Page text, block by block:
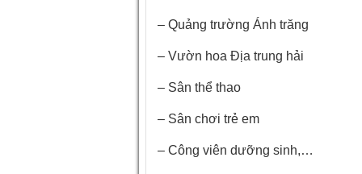
– Quảng trường Ánh trăng
– Vườn hoa Địa trung hải
– Sân thể thao
– Sân chơi trẻ em
– Công viên dưỡng sinh,…